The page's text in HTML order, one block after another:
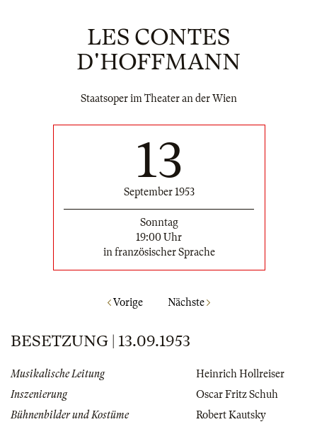
LES CONTES
D'HOFFMANN
Staatsoper im Theater an der Wien
13
September 1953
Sonntag
19:00 Uhr
in französischer Sprache
Vorige Nächste
BESETZUNG | 13.09.1953
Musikalische Leitung
Heinrich Hollreiser
Inszenierung
Oscar Fritz Schuh
Bühnenbilder und Kostüme
Robert Kautsky